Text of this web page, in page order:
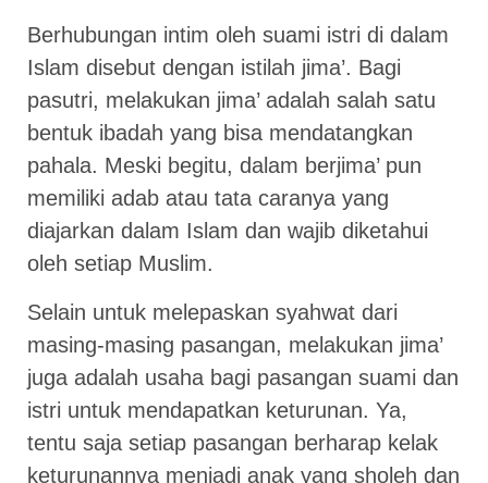
Berhubungan intim oleh suami istri di dalam
Islam disebut dengan istilah jima’. Bagi
pasutri, melakukan jima’ adalah salah satu
bentuk ibadah yang bisa mendatangkan
pahala. Meski begitu, dalam berjima’ pun
memiliki adab atau tata caranya yang
diajarkan dalam Islam dan wajib diketahui
oleh setiap Muslim.
Selain untuk melepaskan syahwat dari
masing-masing pasangan, melakukan jima’
juga adalah usaha bagi pasangan suami dan
istri untuk mendapatkan keturunan. Ya,
tentu saja setiap pasangan berharap kelak
keturunannya menjadi anak yang sholeh dan